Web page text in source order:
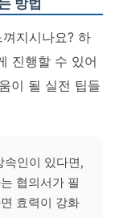
지시나요? 하
진행할 수 있어
이 될 실전 팁들
속인이 있다면,
협의서가 필
효력이 강화